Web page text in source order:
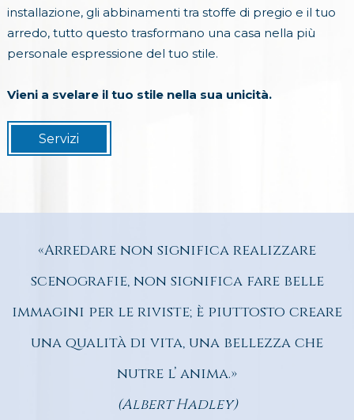
installazione, gli abbinamenti tra stoffe di pregio e il tuo
arredo, tutto questo trasformano una casa nella più
personale espressione del tuo stile.
Vieni a svelare il tuo stile nella sua unicità.
Servizi
«Arredare non significa realizzare
scenografie, non significa fare belle
immagini per le riviste; è piuttosto creare
una qualità di vita, una bellezza che
nutre l’ anima.»
(Albert Hadley)